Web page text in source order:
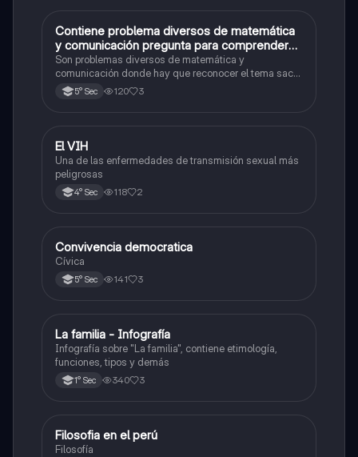
Matemáticas
Contiene problema diversos de matemática
y comunicación pregunta para comprender
formulario y datos
Son problemas diversos de matemática y
comunicación donde hay que reconocer el tema sacar
las fórmulas y los trucos para comprender y resolver
5° Sec 120 3
Desarrollo Personal, Ciudadanía y Cívica
El VIH
Una de las enfermedades de transmisión sexual más
peligrosas
4° Sec 118 2
Desarrollo Personal, Ciudadanía y Cívica
Convivencia democratica
Cívica
5° Sec 141 3
Desarrollo Personal, Ciudadanía y Cívica
La familia - Infografía
Infografía sobre "La familia", contiene etimología,
funciones, tipos y demás
1° Sec 340 3
Desarrollo Personal, Ciudadanía y Cívica
Filosofia en el perú
Filosofía